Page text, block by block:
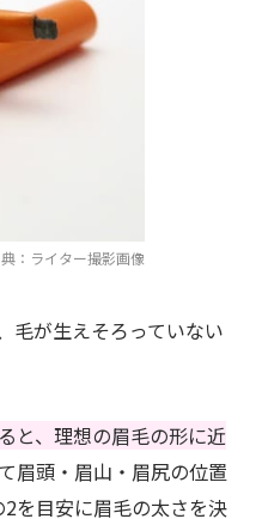
：ライター撮影画像
毛が生えそろっていない
と、理想の眉毛の形に近
眉頭・眉山・眉尻の位置
を目安に眉毛の太さを決